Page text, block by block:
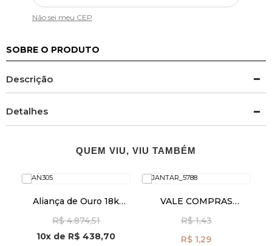
Não sei meu CEP
SOBRE O PRODUTO
Descrição
Detalhes
QUEM VIU, VIU TAMBÉM
Aliança de Ouro 18k
3,0mm Masculina
al40022
R$ 4.874,51
10x de R$ 438,70
VALE COMPRAS
R$ 1,43
R$ 1,29